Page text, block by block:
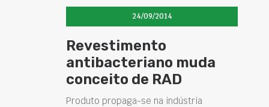
24/09/2014
Revestimento
antibacteriano muda
conceito de RAD
Produto propaga-se na indústria